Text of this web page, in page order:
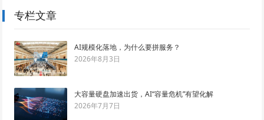
专栏文章
AI规模化落地，为什么要拼服务？
2026年8月3日
大容量硬盘加速出货，AI“容量危机”有望化解
2026年7月7日